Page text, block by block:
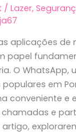
/Lazer,
aplicações de
papel
O WhatsApp,
em
conveniente e
chamadas e